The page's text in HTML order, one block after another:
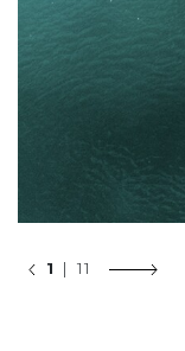
1 | 11